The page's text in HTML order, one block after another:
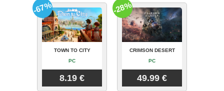
TOWN TO CITY
PC
8.19 €
-67%
CRIMSON DESERT
PC
49.99 €
-28%